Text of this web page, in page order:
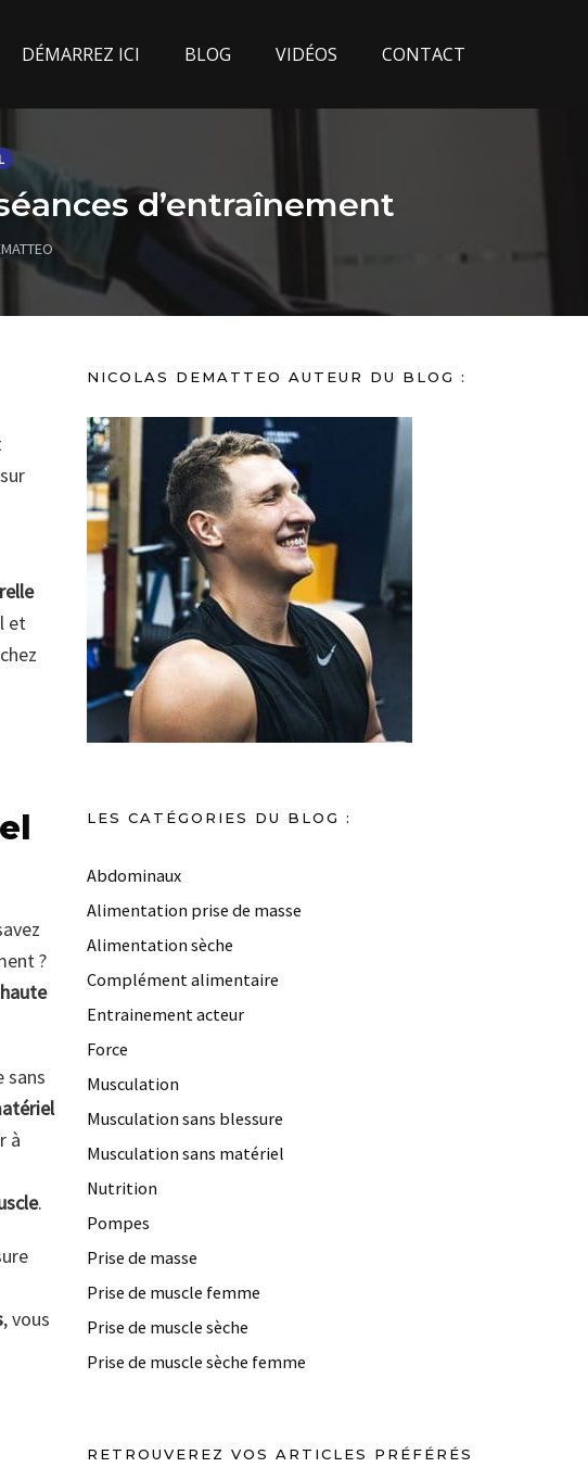
DÉMARREZ ICI BLOG VIDÉOS CONTACT
d’entraînement
et
?
haute
sans
à
.
, vous
NICOLAS DEMATTEO AUTEUR DU BLOG :
LES CATÉGORIES DU BLOG :
Abdominaux
Alimentation prise de masse
Alimentation sèche
Complément alimentaire
Entrainement acteur
Force
Musculation
Musculation sans blessure
Musculation sans matériel
Nutrition
Pompes
Prise de masse
Prise de muscle femme
Prise de muscle sèche
Prise de muscle sèche femme
RETROUVEREZ VOS ARTICLES PRÉFÉRÉS